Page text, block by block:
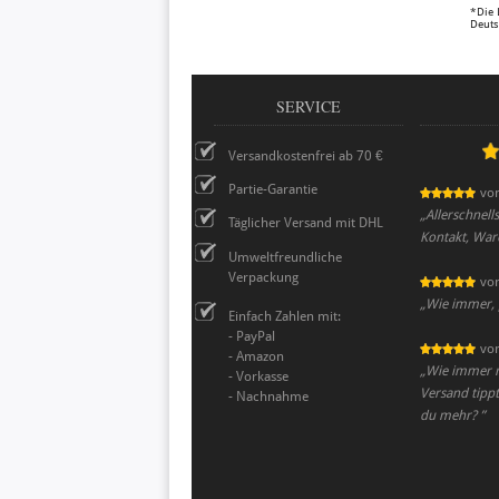
*Die
SERVICE
Versandkostenfrei ab 70 €
Partie-Garantie
Täglicher Versand mit DHL
Umweltfreundliche
Verpackung
Einfach Zahlen mit:
- PayPal
- Amazon
- Vorkasse
- Nachnahme
„
Kontakt,
„Wie immer,
„Wie immer
Versand
du mehr? ”